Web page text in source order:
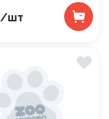
/шт